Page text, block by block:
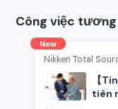
Công việc
New
Nikken Total
【
tiên